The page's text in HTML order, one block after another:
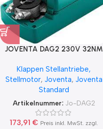
JOVENTA DAG2 230V 32NM
Klappen Stellantriebe,
Stellmotor, Joventa, Joventa
Standard
Artikelnummer: Jo-DAG2
173,91 € Preis inkl. MwSt. zzgl.